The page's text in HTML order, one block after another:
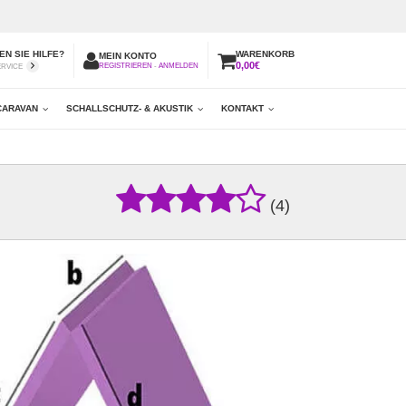
SIE HILFE? MEIN KONTO
REGISTRIEREN - ANMELDEN
WARENKORB
0,00€
SCHALLSCHUTZ- & AKUSTIK KONTAKT
(4)